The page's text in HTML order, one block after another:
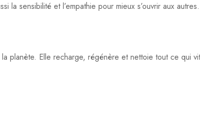
la sensibilité et l’empathie pour mieux s’ouvrir aux autres.
planète. Elle recharge, régénère et nettoie tout ce qui